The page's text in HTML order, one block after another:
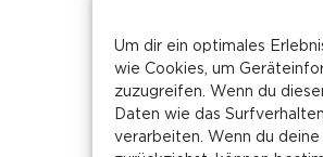
Um dir ein optimales
wie Cookies, um
zuzugreifen. Wenn du
Daten wie das
verarbeiten. Wenn du